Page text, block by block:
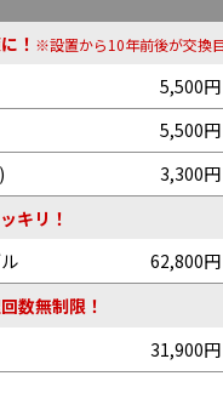
！ ※設置から10年前後が交換
5,500円
5,500円
3,300円
キリ！
62,800円
数無制限！
31,900円